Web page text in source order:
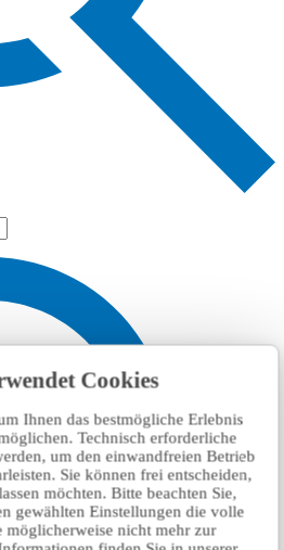
Cookies
Ihnen das bestmögliche Erlebnis
Technisch erforderliche
um den einwandfreien Betrieb
Sie können frei entscheiden,
möchten. Bitte beachten Sie,
gewählten Einstellungen die volle
möglicherweise nicht mehr zur